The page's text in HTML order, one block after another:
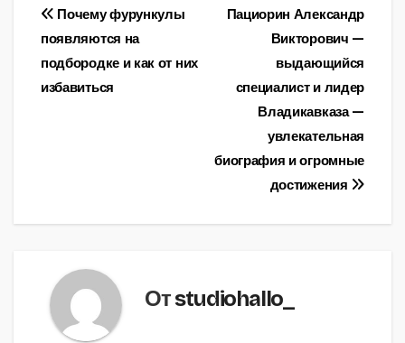
Навигация
по
записям
Пациорин Александр
Викторович —
выдающийся
специалист и лидер
Владикавказа —
увлекательная
биография и огромные
достижения
Почему фурункулы
появляются на
подбородке и как от них
избавиться
Отstudiohallo_